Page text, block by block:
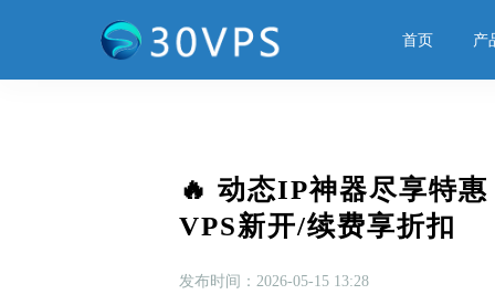
首页 产
🔥 动态IP神器尽享特
VPS新开/续费享折扣
发布时间：2026-05-15 13:28